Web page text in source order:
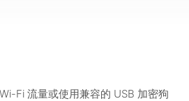
Fi 流量或使用兼容的 USB 加密狗